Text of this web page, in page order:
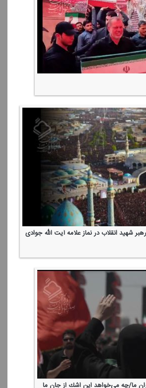
شهید انقلاب در نماز علامه آیت الله جوادی
ما/چه می‌خواهد این اشك از جان ما